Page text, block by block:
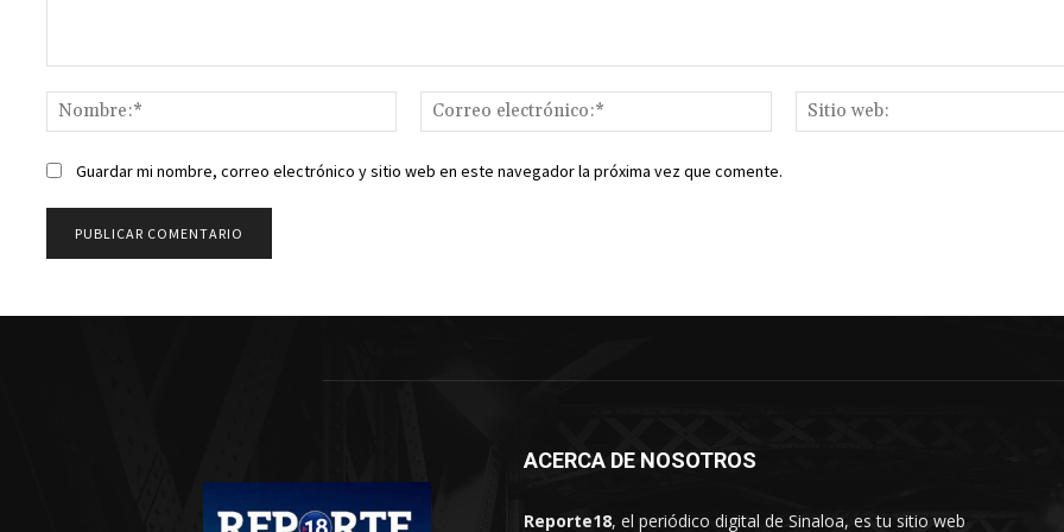
Nombre:*
Correo
electrónico:*
Guardar mi nombre, correo electrónico y sitio web en este navegador la próxima vez que comente.
ACERCA DE NOSOTROS
Reporte18, el periódico digital de Sinaloa, es tu sitio web